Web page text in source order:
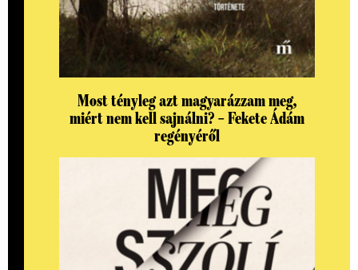
Most tényleg azt magyarázzam meg,
miért nem kell sajnálni? – Fekete Ádám
regényéről